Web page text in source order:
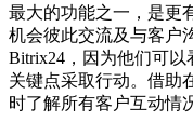
最大的功能之一，是更
机会彼此交流及与客户
Bitrix24，因为他们可
关键点采取行动。借助
时了解所有客户互动情